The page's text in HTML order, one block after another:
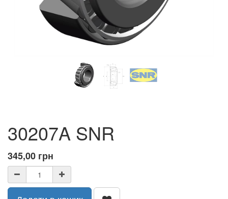
30207A SNR
345,00 грн